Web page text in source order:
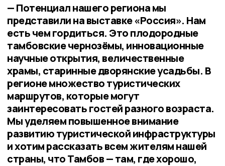
— Потенциал нашего региона мы
представили на выставке «Россия». Нам
есть чем гордиться. Это плодородные
тамбовские чернозёмы, инновационные
научные открытия, величественные
храмы, старинные дворянские усадьбы. В
регионе множество туристических
маршрутов, которые могут
заинтересовать гостей разного возраста.
Мы уделяем повышенное внимание
развитию туристической инфраструктуры
и хотим рассказать всем жителям нашей
страны, что Тамбов — там, где хорошо,